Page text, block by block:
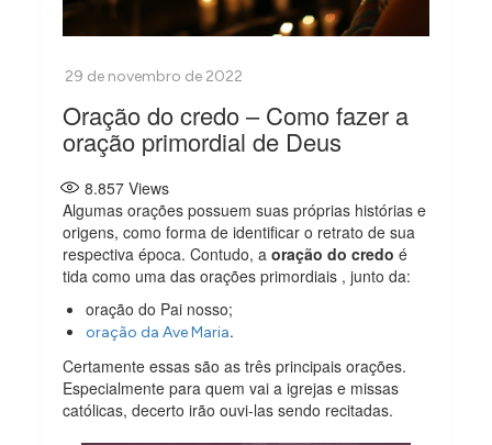
Oração do credo – Como fazer a
oração primordial de Deus
8.857 Views
Algumas orações possuem suas próprias histórias e
origens, como forma de identificar o retrato de sua
respectiva época. Contudo, aoração do credo é
tida como uma das orações primordiais , junto da:
oração do Pai nosso;
oração da Ave Maria.
Certamente essas são as três principais orações.
Especialmente para quem vai a igrejas e missas
católicas, decerto irão ouvi-las sendo recitadas.